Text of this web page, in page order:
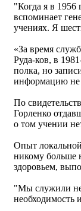
"Когда я в 1956
вспоминает
учениях. Я
«За время
Руда-ков, в
полка, но
информацию не
По
Горленко
о том учении
Опыт
никому больше
здоровьем,
"Мы служили не